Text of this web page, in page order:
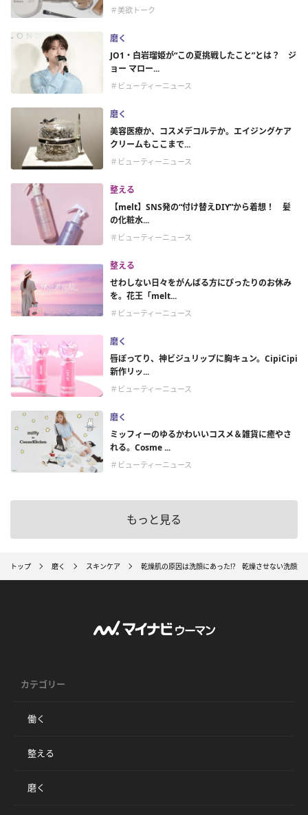
＃美欲トーク
磨く
JO1・白岩瑠姫が“この夏挑戦したこと”とは？ ジ
ョー マロー...
＃ビューティーニュース
磨く
美容医療か、コスメデコルテか。エイジングケア
クリームもここまで...
＃ビューティーニュース
整える
【melt】SNS発の“付け替えDIY”から着想！ 髪
の化粧水...
＃ビューティーニュース
整える
せわしない日々をがんばる方にぴったりのお休み
を。花王「melt...
＃ビューティーニュース
磨く
唇ぽってり、神ビジュリップに胸キュン。CipiCipi
新作リッ...
＃ビューティーニュース
磨く
ミッフィーのゆるかわいいコスメ＆雑貨に癒やさ
れる。Cosme ...
＃ビューティーニュース
もっと見る
トップ 磨く スキンケア 乾燥肌の原因は洗顔にあった!? 乾燥させない洗顔方
カテゴリー
働く
整える
磨く